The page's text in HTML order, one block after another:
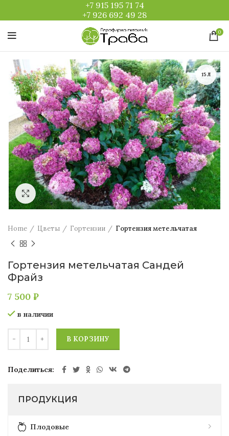
+7 915 195 71 74
+7 926 692 49 28
0
15Л
Увеличить
Home Цветы Гортензии Гортензия метельчатая
Гортензия метельчатая Сандей
Фрайз
7 500 ₽
в наличии
В КОРЗИНУ
Поделиться
ПРОДУКЦИЯ
Плодовые